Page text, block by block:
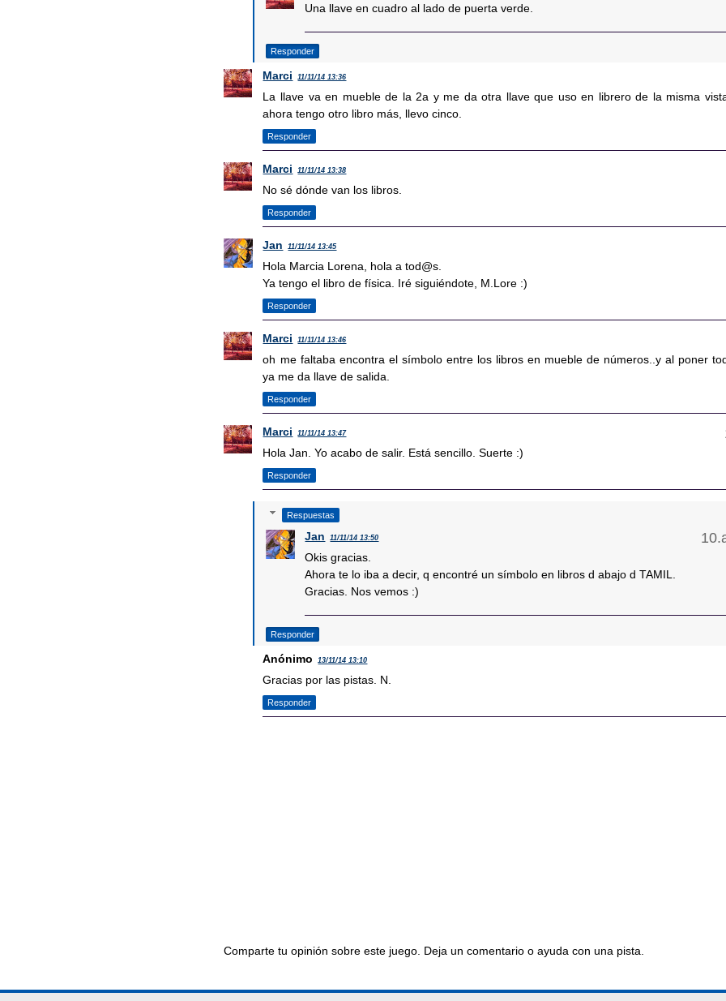
Una llave en cuadro al lado de puerta verde.
Responder
Marci 11/11/14 13:36
La llave va en mueble de la 2a y me da otra llave que uso en librero de la misma
ahora tengo otro libro más, llevo cinco.
Responder
Marci 11/11/14 13:38
No sé dónde van los libros.
Responder
Jan 11/11/14 13:45
Hola Marcia Lorena, hola a tod@s.
Ya tengo el libro de física. Iré siguiéndote, M.Lore :)
Responder
Marci 11/11/14 13:46
oh me faltaba encontra el símbolo entre los libros en mueble de números..y al poner
ya me da llave de salida.
Responder
Marci 11/11/14 13:47
Hola Jan. Yo acabo de salir. Está sencillo. Suerte :)
Responder
Respuestas
Jan 11/11/14 13:50
Okis gracias.
Ahora te lo iba a decir, q encontré un símbolo en libros d abajo d TAMIL.
Gracias. Nos vemos :)
Responder
Anónimo 13/11/14 13:10
Gracias por las pistas. N.
Responder
Comparte tu opinión sobre este juego. Deja un comentario o ayuda con una pista.